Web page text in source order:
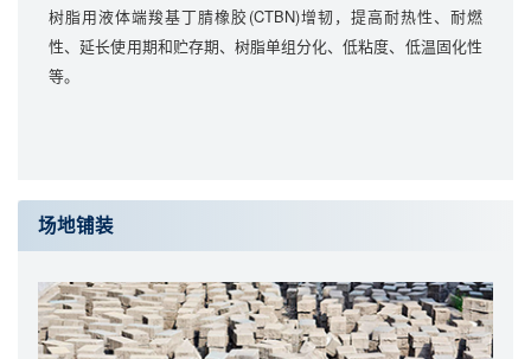
树脂用液体端羧基丁腈橡胶(CTBN)增韧，提高耐热性、耐燃
性、延长使用期和贮存期、树脂单组分化、低粘度、低温固化性
等。
场地铺装